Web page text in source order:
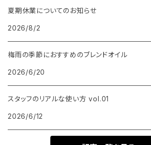
夏期休業についてのお知らせ
2026/8/2
梅雨の季節におすすめのブレンドオイル
2026/6/20
スタッフのリアルな使い方 vol.01
2026/6/12